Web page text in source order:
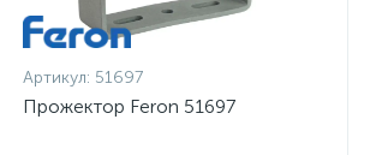
Артикул: 51697
Прожектор Feron 51697